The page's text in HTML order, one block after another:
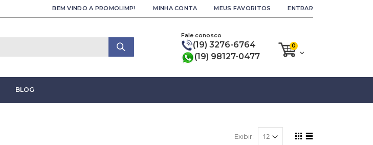
MINHA CONTA MEUS FAVORITOS ENTRAR
BEM VINDO A PROMOLIMP!
Fale conosco
(19) 3276-6764
(19) 98127-0477
0
BLOG
Exibir: